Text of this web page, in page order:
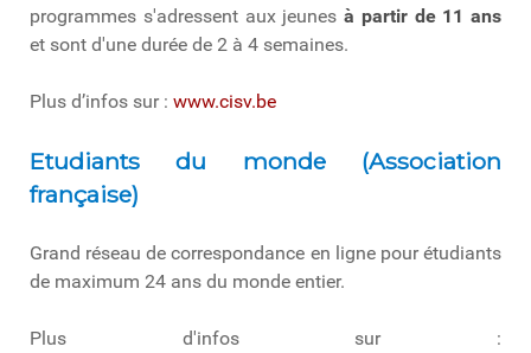
programmes s'adressent aux jeunes à partir de 11 ans
et sont d'une durée de 2 à 4 semaines.
Plus d’infos sur : www.cisv.be
Etudiants du monde (Association
française)
Grand réseau de correspondance en ligne pour étudiants
de maximum 24 ans du monde entier.
Plus d'infos sur :